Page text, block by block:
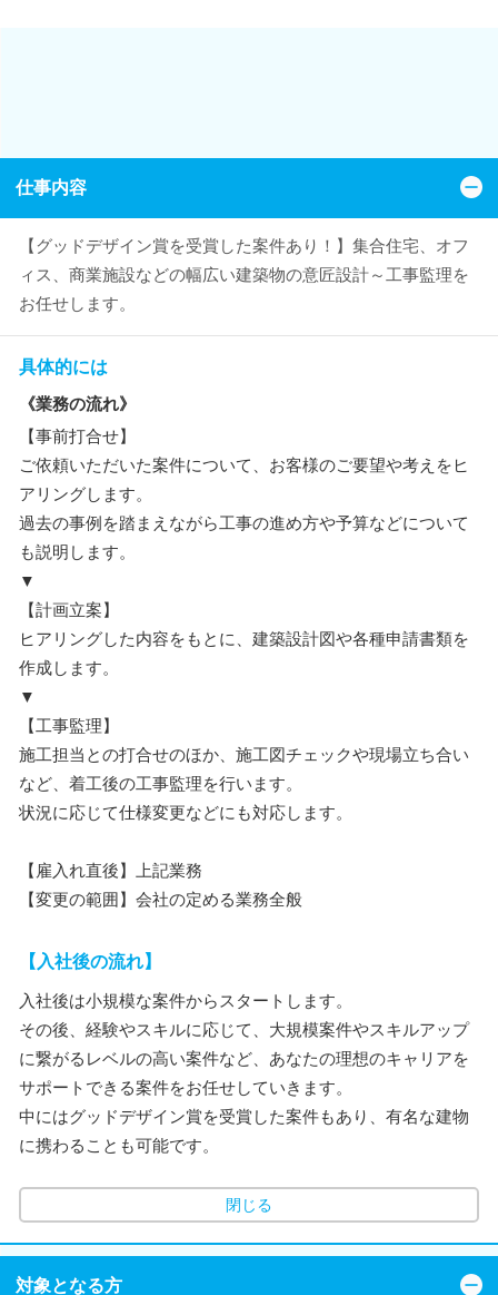
仕事内容
【グッドデザイン賞を受賞した案件あり！】集合住宅、オフ
ィス、商業施設などの幅広い建築物の意匠設計～工事監理を
お任せします。
具体的には
《業務の流れ》
【事前打合せ】
ご依頼いただいた案件について、お客様のご要望や考えをヒ
アリングします。
過去の事例を踏まえながら工事の進め方や予算などについて
も説明します。
▼
【計画立案】
ヒアリングした内容をもとに、建築設計図や各種申請書類を
作成します。
▼
【工事監理】
施工担当との打合せのほか、施工図チェックや現場立ち合い
など、着工後の工事監理を行います。
状況に応じて仕様変更などにも対応します。
【雇入れ直後】上記業務
【変更の範囲】会社の定める業務全般
【入社後の流れ】
入社後は小規模な案件からスタートします。
その後、経験やスキルに応じて、大規模案件やスキルアップ
に繋がるレベルの高い案件など、あなたの理想のキャリアを
サポートできる案件をお任せしていきます。
中にはグッドデザイン賞を受賞した案件もあり、有名な建物
に携わることも可能です。
閉じる
対象となる方